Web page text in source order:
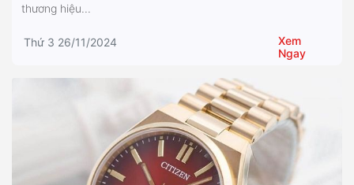
thương hiệu...
Thứ 3 26/11/2024
Xem
Ngay